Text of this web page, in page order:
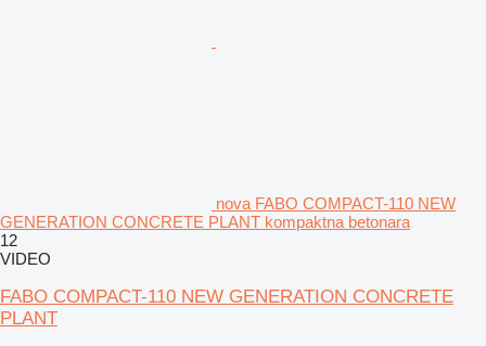
nova FABO COMPACT-110 NEW
GENERATION CONCRETE PLANT kompaktna betonara
12
VIDEO
FABO COMPACT-110 NEW GENERATION CONCRETE
PLANT